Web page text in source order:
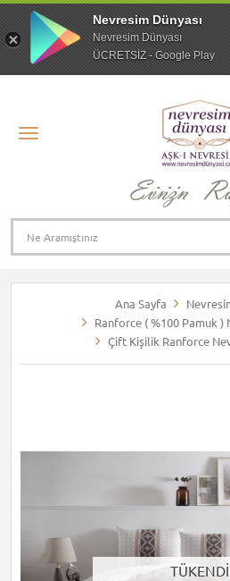
Ana Sayfa
Ranforce ( %100 Pamuk )
Çift Kişilik Ranforce
TÜKENDİ
Nevresim Dünyası
Nevresim Dünyası
ÜCRETSİZ - Google Play